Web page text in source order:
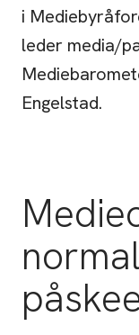
i
leder media/
Engelstad.